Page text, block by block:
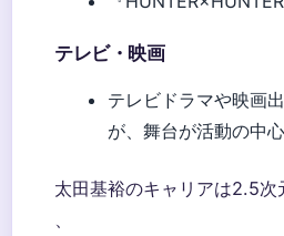
テレビ・映画
テレビドラマや映画
が、舞台が活動の中心
太田基裕のキャリアは2.5次
、